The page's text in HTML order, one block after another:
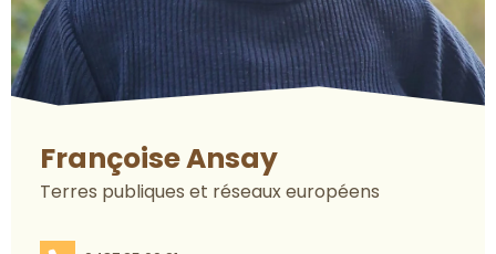
Françoise Ansay
Terres publiques et réseaux européens